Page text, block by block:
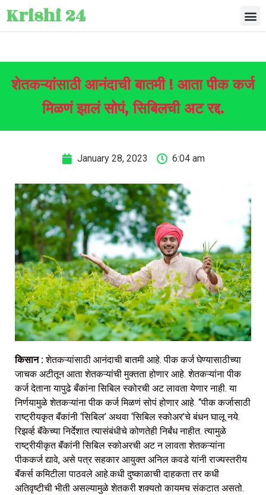
Krishi 24
शेतकऱ्यांसाठी आनंदाची बातमी ! आता पीक कर्ज
मिळणं झालं सोपं, सिबिलची अट रद्द.
January 28, 2023 6:04 am
किसान :शेतकऱ्यांसाठी आनंदाची बातमी आहे. पीक कर्ज घेण्यासाठीच्या
जाचक अटीतून आता शेतकऱ्यांची मुक्तता होणार आहे. शेतकऱ्यांना पीक
कर्ज देताना यापुढे बँकांना सिबिल स्कोरची अट लावता येणार नाही. या
निर्णयामुळे शेतकऱ्यांना पीक कर्ज मिळणं सोपं होणार आहे. “पीक कर्जासाठी
राष्ट्रीयकृत बॅंकांनी ‘सिबिल’ अथवा ‘सिबिल स्कोअर’चे बंधन घालू नये.
रिझर्व्ह बॅंकेच्या निर्देशात त्यासंबंधीचे कोणतेही निर्बंध नाहीत. त्यामुळे
राष्ट्रीयीकृत बॅंकांनी सिबिल स्कोअरची अट न लावता शेतकऱ्यांना
पीककर्ज द्यावे, असे पत्र सहकार आयुक्त अनिल कवडे यांनी राज्यस्तरीय
बॅंकर्स कमिटीला पाठवले आहे.कधी दुष्काळाची दाहकता तर कधी
अतिवृष्टीची भीती असल्यामुळे शेतकरी शक्यतो कायमच संकटात असतो.